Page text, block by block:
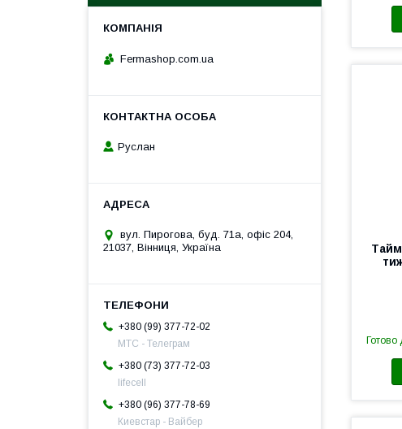
Готово
Fermashop.com.ua
Руслан
вул. Пирогова, буд. 71а, офіс 204,
21037, Вінниця, Україна
+380 (99) 377-72-02
МТС - Телеграм
+380 (73) 377-72-03
lifecell
+380 (96) 377-78-69
Киевстар - Вайбер